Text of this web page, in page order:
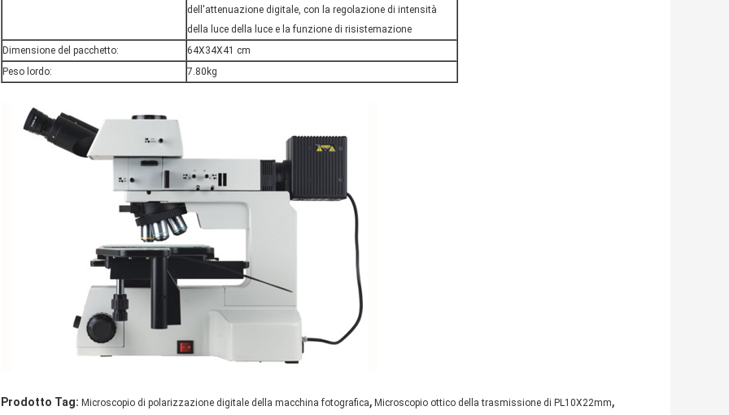
dell'attenuazione digitale, con la regolazione di intensità
della luce della luce e la funzione di risistemazione
Dimensione del pacchetto:
64X34X41 cm
Peso lordo:
7.80kg
Prodotto Tag: Microscopio di polarizzazione digitale della macchina fotografica, Microscopio ottico della trasmissione di PL10X22mm,